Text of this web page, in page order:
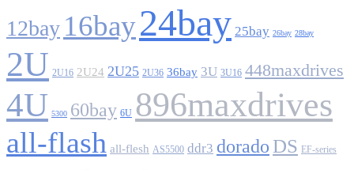
12bay 16bay24bay 25bay 26bay 28bay
2U 2U16 2U24 2U25 2U36 36bay 3U 3U16 448maxdrives
4U 5300 60bay 6U 896maxdrives
all-flash all-flesh AS5500 ddr3 dorado DS EF-series